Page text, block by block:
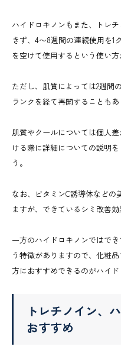
ハイドロキノンもまた、トレ
きず、4〜8週間の連続使用を1
を空けて使用するという使い方
ただし、肌質によっては2週間
ランクを経て再開することもあ
肌質やクールについては個人
ける際に詳細についての説明
う。
なお、ビタミンC誘導体などの
ますが、できているシミ改善
一方のハイドロキノンではで
う特徴がありますので、化粧
方におすすめできるのがハイド
トレチノイン、
おすすめ